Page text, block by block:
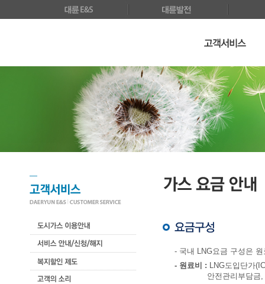
- 국내 LNG요금 구성은
- 원료비 : LNG도입단가
안전관리부담금